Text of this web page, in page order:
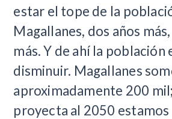
estar el tope de la
Magallanes, dos años
más. Y de ahí la población
disminuir. Magallanes
aproximadamente 200
proyecta al 2050 estamos